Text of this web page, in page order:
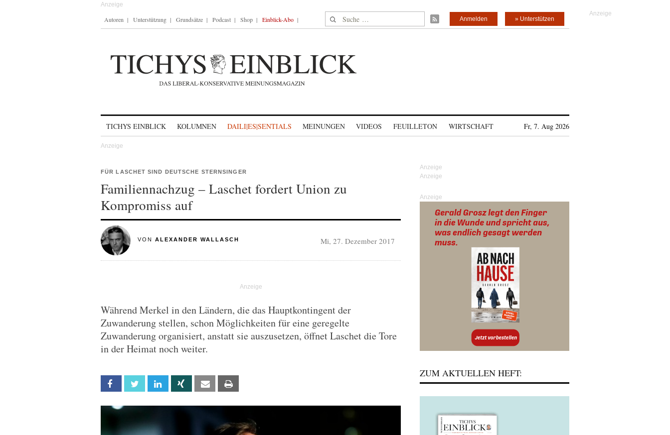
Autoren Unterstützung Grundsätze Podcast Shop Einblick-Abo Suche nach: » Unterstützen
Anmelden
TICHYS EINBLICK KOLUMNEN DAILI|ES|SENTIALS MEINUNGEN VIDEOS FEUILLETON WIRTSCHAFT Fr, 7. Aug 2026
FÜR LASCHET SIND DEUTSCHE STERNSINGER
Familiennachzug – Laschet fordert Union zu
Kompromiss auf
VON ALEXANDER WALLASCH Mi, 27. Dezember 2017
Während Merkel in den Ländern, die das Hauptkontingent der
Zuwanderung stellen, schon Möglichkeiten für eine geregelte
Zuwanderung organisiert, anstatt sie auszusetzen, öffnet Laschet die Tore
in der Heimat noch weiter.
Facebook Twitter Linkedin Xing Email
Anzeige
ZUM AKTUELLEN HEFT: